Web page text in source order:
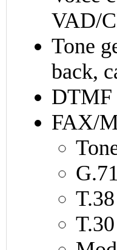
VAD/
Tone
back,
DTMF
FAX/